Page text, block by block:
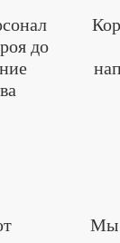
до
Мы